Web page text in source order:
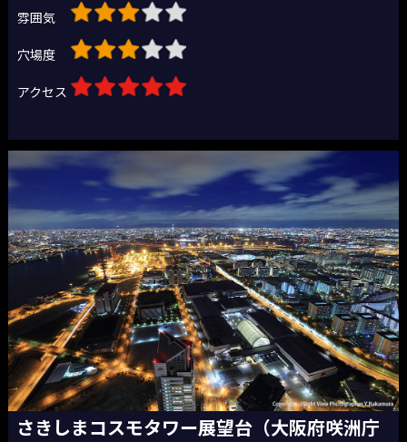
雰囲気
穴場度
アクセス
さきしまコスモタワー展望台（大阪府咲洲庁